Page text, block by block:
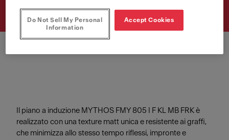
Il piano a induzione MYTHOS FMY 805 I F KL MB FRK è
realizzato con una texture matt unica e resistente ai graffi,
che minimizza allo stesso tempo riflessi, impronte e
Do Not Sell My Personal
Information
Accept Cookies